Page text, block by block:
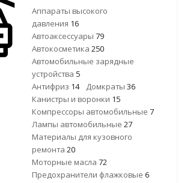
Аппараты высокого
давления 16
Автоаксессуары 79
Автокосметика 250
Автомобильные зарядные
устройства 5
Антифриз 14 Домкраты 36
Канистры и воронки 15
Компрессоры автомобильные 7
Лампы автомобильные 27
Материалы для кузовного
ремонта 20
Моторные масла 72
Предохранители флажковые 6